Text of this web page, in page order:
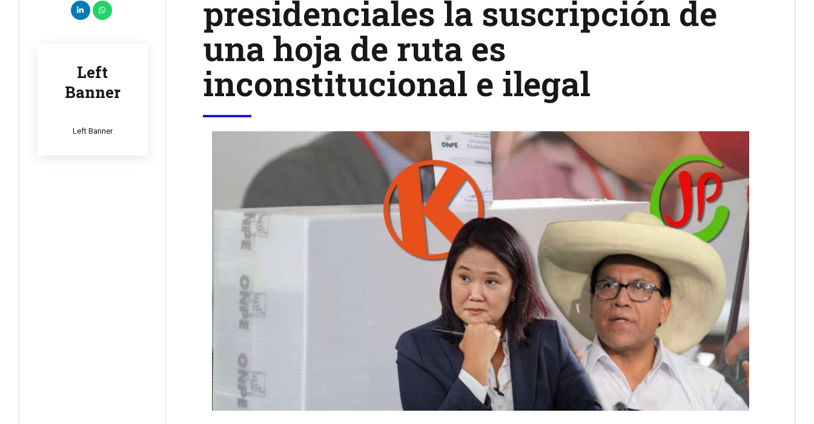
Left
Banner
Left Banner
presidenciales la suscripción de
una hoja de ruta es
inconstitucional e ilegal